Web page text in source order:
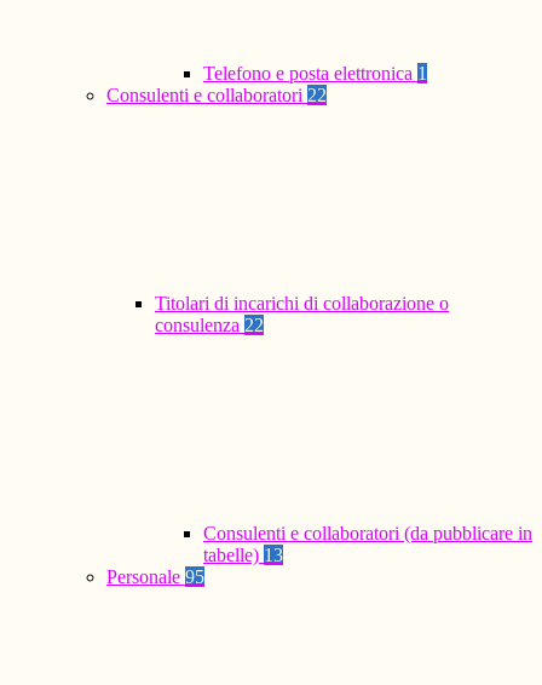
Telefono e posta elettronica 1
Consulenti e collaboratori 22
Titolari di incarichi di collaborazione o
consulenza 22
Consulenti e collaboratori (da pubblicare in
tabelle) 13
Personale 95